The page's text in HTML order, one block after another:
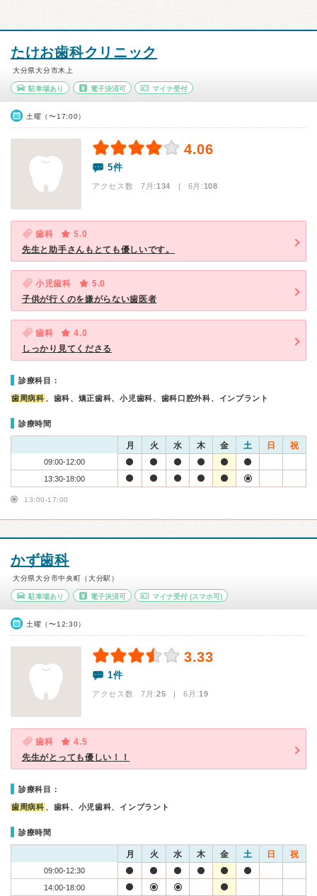
たけお歯科クリニック
大分県大分市木上
駐車場あり 電子決済可 マイナ受付
土曜（〜17:00）
4.06
5件
アクセス数 7月:134 | 6月:108
歯科
5.0
先生と助手さんもとても優しいです。
小児歯科
5.0
子供が行くのを嫌がらない歯医者
歯科
4.0
しっかり見てくださる
診療科目：
歯周病科 、歯科、矯正歯科、小児歯科、歯科口腔外科、インプラント
診療時間
月 火 水 木 金 土 日 祝
09:00-12:00
13:30-18:00
13:00-17:00
かず歯科
大分県大分市中央町（大分駅）
駐車場あり 電子決済可 マイナ受付 (スマホ可)
土曜（〜12:30）
3.33
1件
アクセス数 7月:25 | 6月:19
歯科
4.5
先生がとっても優しい！！
診療科目：
歯周病科 、歯科、小児歯科、インプラント
診療時間
月 火 水 木 金 土 日 祝
09:00-12:30
14:00-18:00